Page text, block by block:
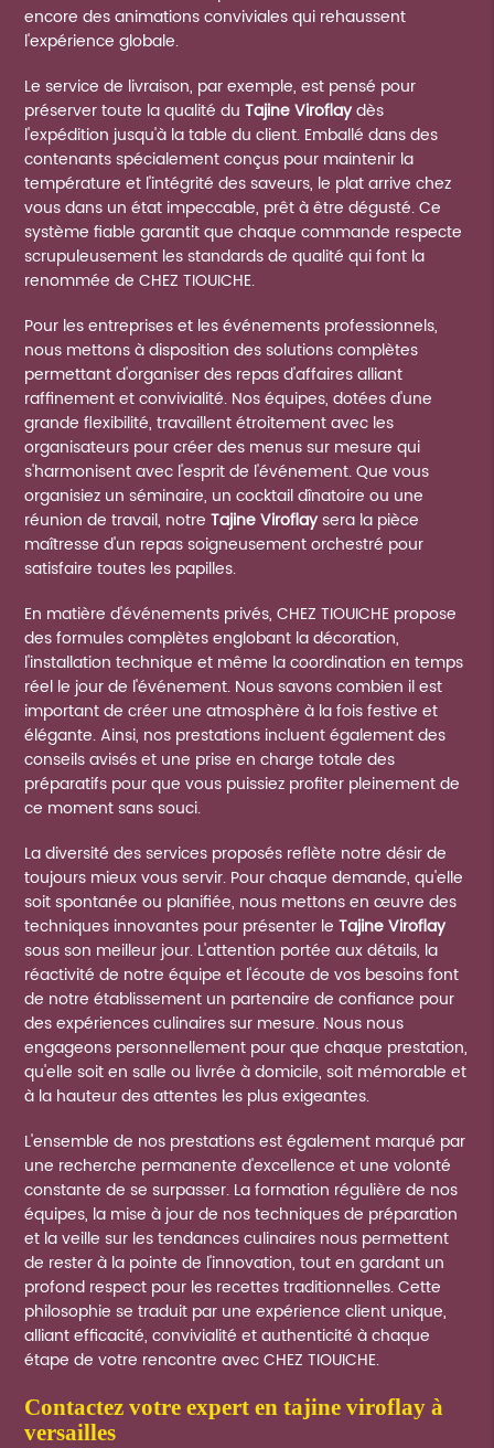
encore des animations conviviales qui rehaussent
l'expérience globale.
Le service de livraison, par exemple, est pensé pour
préserver toute la qualité duTajine Viroflaydès
l'expédition jusqu'à la table du client. Emballé dans des
contenants spécialement conçus pour maintenir la
température et l'intégrité des saveurs, le plat arrive chez
vous dans un état impeccable, prêt à être dégusté. Ce
système fiable garantit que chaque commande respecte
scrupuleusement les standards de qualité qui font la
renommée de CHEZ TIOUICHE.
Pour les entreprises et les événements professionnels,
nous mettons à disposition des solutions complètes
permettant d'organiser des repas d'affaires alliant
raffinement et convivialité. Nos équipes, dotées d'une
grande flexibilité, travaillent étroitement avec les
organisateurs pour créer des menus sur mesure qui
s'harmonisent avec l'esprit de l'événement. Que vous
organisiez un séminaire, un cocktail dînatoire ou une
réunion de travail, notreTajine Viroflaysera la pièce
maîtresse d'un repas soigneusement orchestré pour
satisfaire toutes les papilles.
En matière d'événements privés, CHEZ TIOUICHE propose
des formules complètes englobant la décoration,
l'installation technique et même la coordination en temps
réel le jour de l'événement. Nous savons combien il est
important de créer une atmosphère à la fois festive et
élégante. Ainsi, nos prestations incluent également des
conseils avisés et une prise en charge totale des
préparatifs pour que vous puissiez profiter pleinement de
ce moment sans souci.
La diversité des services proposés reflète notre désir de
toujours mieux vous servir. Pour chaque demande, qu'elle
soit spontanée ou planifiée, nous mettons en œuvre des
techniques innovantes pour présenter leTajine Viroflay
sous son meilleur jour. L'attention portée aux détails, la
réactivité de notre équipe et l'écoute de vos besoins font
de notre établissement un partenaire de confiance pour
des expériences culinaires sur mesure. Nous nous
engageons personnellement pour que chaque prestation,
qu'elle soit en salle ou livrée à domicile, soit mémorable et
à la hauteur des attentes les plus exigeantes.
L'ensemble de nos prestations est également marqué par
une recherche permanente d'excellence et une volonté
constante de se surpasser. La formation régulière de nos
équipes, la mise à jour de nos techniques de préparation
et la veille sur les tendances culinaires nous permettent
de rester à la pointe de l'innovation, tout en gardant un
profond respect pour les recettes traditionnelles. Cette
philosophie se traduit par une expérience client unique,
alliant efficacité, convivialité et authenticité à chaque
étape de votre rencontre avec CHEZ TIOUICHE.
contactez votre expert entajine viroflay à
versailles